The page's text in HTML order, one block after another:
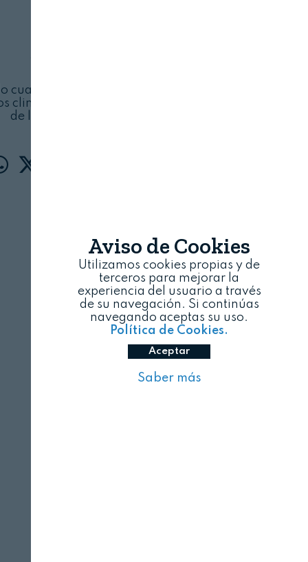
cuatro escenarios basados en dos ejes: el
climáticos y de biodiversidad y la demanda
de los consumidores
Aviso de Cookies
Utilizamos cookies propias y de
terceros para mejorar la
experiencia del usuario a través
de su navegación. Si continúas
navegando aceptas su uso.
Política de Cookies.
Aceptar
Saber más